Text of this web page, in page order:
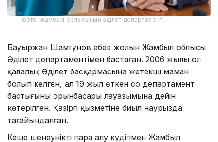
фото: Жамбыл облысының әділет департаменті
Бауыржан Шамгунов еңбек жолын Жамбыл облысы
Әділет департаментімен бастаған. 2006 жылы ол
қалалық Әділет басқармасына жетекші маман
болып келген, ал 19 жыл өткен соң департамент
бастығының орынбасары лауазымына дейін
көтерілген. Қазіргі қызметіне биыл наурызда
тағайындалған.
Кеше шенеунікті пара алу күдігімен Жамбыл